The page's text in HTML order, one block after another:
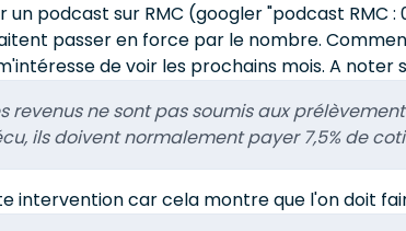
un podcast sur RMC (googler "podcast
passer en force par le nombre.
de voir les prochains mois. A
revenus ne sont pas soumis aux
ils doivent normalement payer 7,5% de
intervention car cela montre que l'on doit